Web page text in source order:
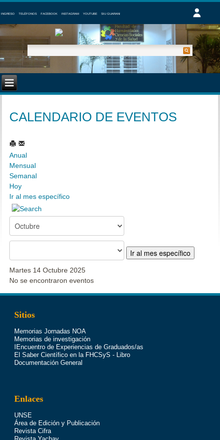
INGRESO TELÉFONOS FACEBOOK INSTAGRAM YOUTUBE SIU GUARANI
CALENDARIO DE EVENTOS
Anual
Mensual
Semanal
Hoy
Ir al mes específico
Ir al mes específico
Martes 14 Octubre 2025
No se encontraron eventos
Sitios
Memorias Jornadas NOA
Memorias de investigación
IEncuentro de Experiencias de Graduados/as
El Saber Científico en la FHCSyS - Libro
Documentación General
Enlaces
UNSE
Área de Edición y Publicación
Revista Cifra